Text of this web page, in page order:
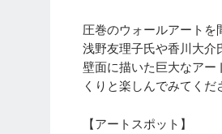
圧巻のウォールアートを
浅野友理子氏や香川大介
壁面に描いた巨大なアー
くりと楽しんでみてくだ
【アートスポット】